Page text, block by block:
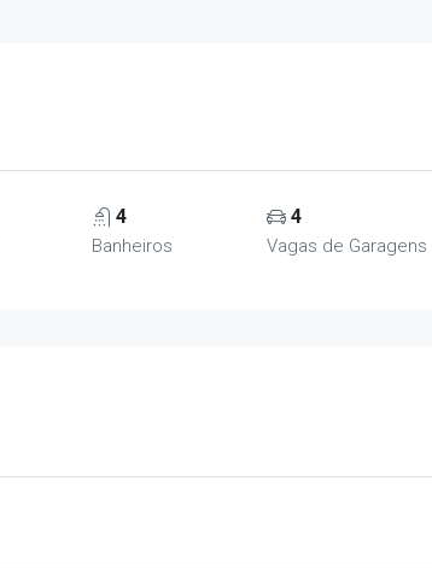
4
Banheiros
4
Vagas de Garagens